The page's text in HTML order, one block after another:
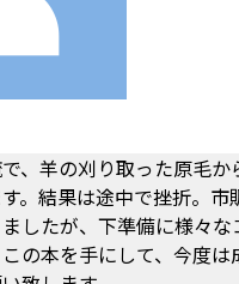
、羊の刈り取った原毛か
。結果は途中で挫折。
したが、下準備に様々
の本を手にして、今度